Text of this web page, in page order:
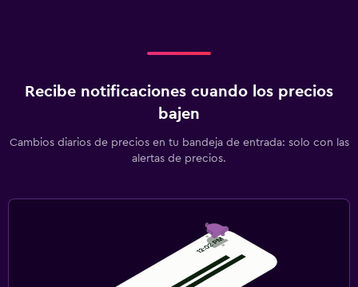
Recibe notificaciones cuando los precios
bajen
Cambios diarios de precios en tu bandeja de entrada: solo con las
alertas de precios.